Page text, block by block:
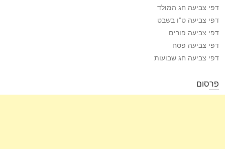
דפי צביעה חג המולד
דפי צביעה ט”ו בשבט
דפי צביעה פורים
דפי צביעה פסח
דפי צביעה חג שבועות
פרסום